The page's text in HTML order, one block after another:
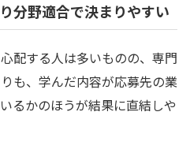
分野適合で決まりやすい
配する人は多いものの、専門
も、学んだ内容が応募先の業
るかのほうが結果に直結しや